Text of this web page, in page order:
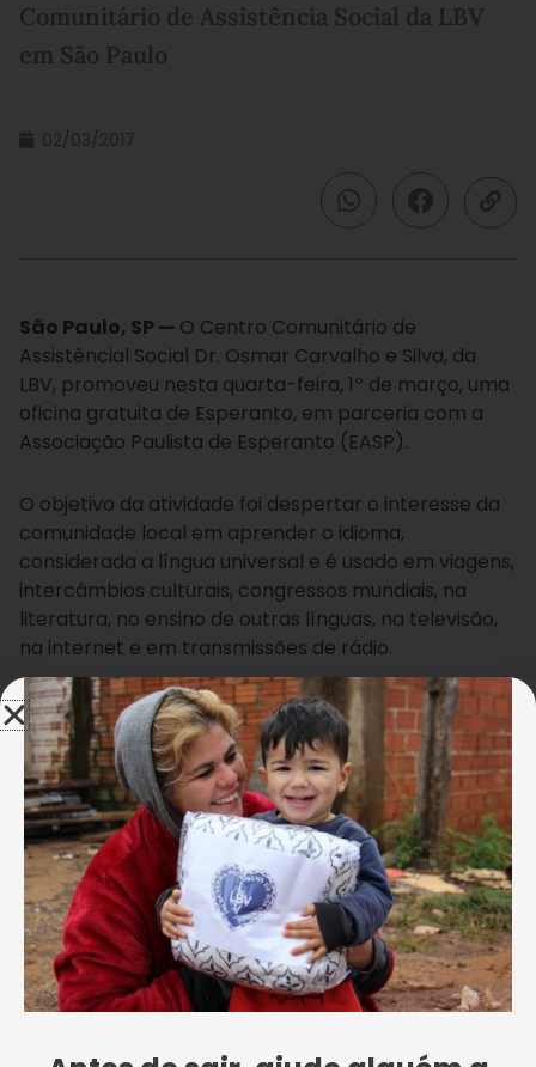
Comunitário de Assistência Social da LBV
em São Paulo
02/03/2017
São Paulo, SP — O Centro Comunitário de
Assistêncial Social Dr. Osmar Carvalho e Silva, da
LBV, promoveu nesta quarta-feira, 1º de março, uma
oficina gratuita de Esperanto, em parceria com a
Associação Paulista de Esperanto (EASP).
O objetivo da atividade foi despertar o interesse da
comunidade local em aprender o idioma,
considerada a língua universal e é usado em viagens,
intercâmbios culturais, congressos mundiais, na
literatura, no ensino de outras línguas, na televisão,
na internet e em transmissões de rádio.
O encontro foi dividido em duas etapas. Na primeira
parte, houve uma palestra sobre a origem, o valor e
as ações para a propagação do esperanto no
mundo, contando a história do idioma e de seu
criador Lázaro Luiz Zamenhof (1859-1917). Foi
ministrada pelo professor e doutor Paulo Sérgio
Viana, renomado escritor e tradutor esperantista,
amigo de longa-data da LBV e atual vice-presidente
da EASP.
Vivian R. Ferreira